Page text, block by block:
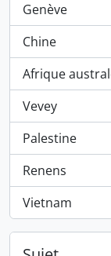
Genève
, 4 résultats
Chine
, 4 résultats
Afrique
, 4 résultats
Vevey
, 3 résultats
Palestine
, 1 résultats
Renens
, 1 résultats
Vietnam
, 1 résultats